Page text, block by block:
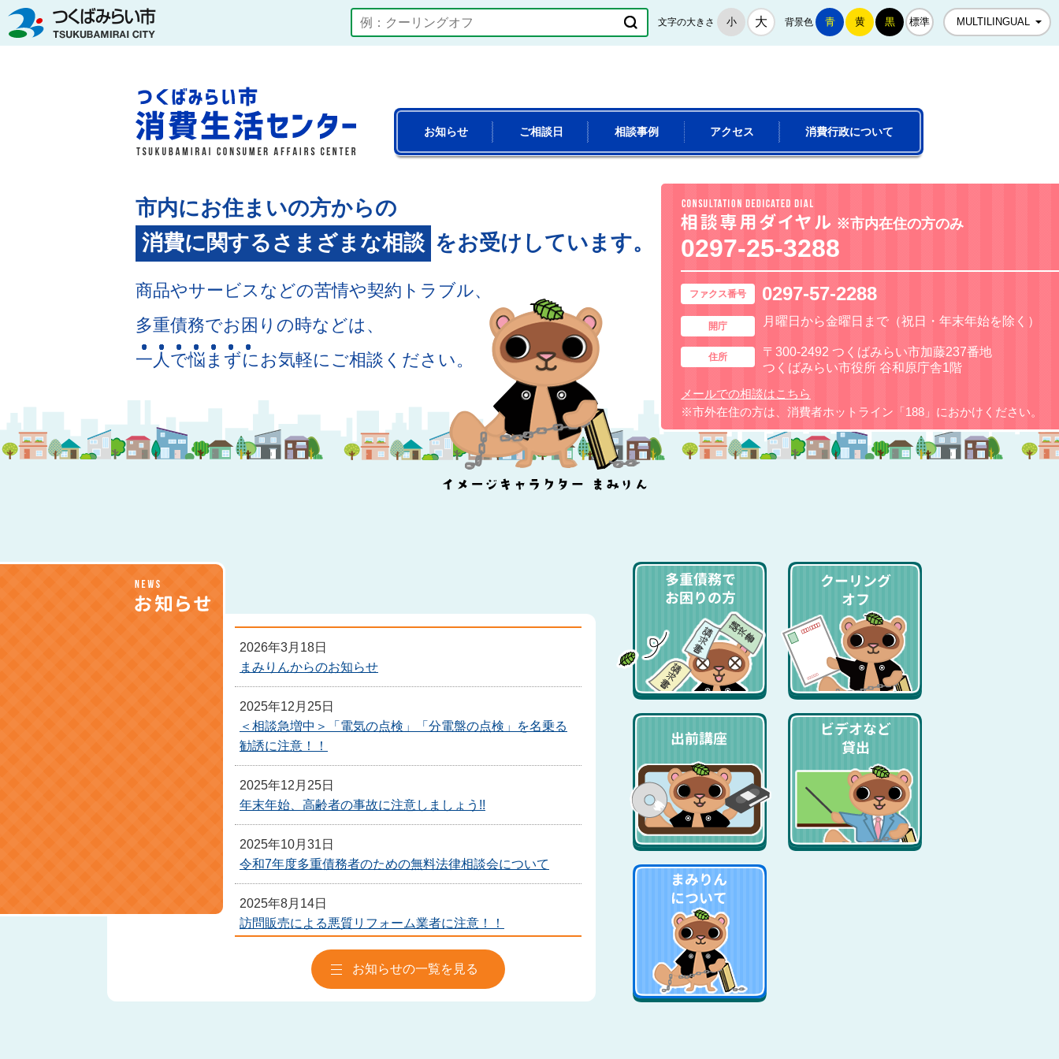
お知らせ ご相談日 相談事例 アクセス 消費行政について
市内にお住まいの方からの
消費に関するさまざまな相談 をお受けしています。
商品やサービスなどの苦情や契約トラブル、
多重債務でお困りの時などは、
一人で悩まずにお気軽にご相談ください。
まみりん
0297-25-3288
ファクス番号 0297-57-2288
※市内在住の方のみ
開庁 月曜日から金曜日まで（祝日・年末年始を除く）
住所
〒300-2492 つくばみらい市加藤237番地
つくばみらい市役所 谷和原庁舎1階
メールでの相談はこちら
※市外在住の方は、消費者ホットライン「188」におかけください。
文字の大きさ 小 大 背景色 青 黄 黒 標準 MULTILINGUAL
2026年3月18日
まみりんからのお知らせ
2025年12月25日
＜相談急増中＞「電気の点検」「分電盤の点検」を名乗る
勧誘に注意！！
2025年12月25日
年末年始、高齢者の事故に注意しましょう!!
2025年10月31日
令和7年度多重債務者のための無料法律相談会について
2025年8月14日
訪問販売による悪質リフォーム業者に注意！！
2024年12月27日
物干しざおに6万円！?移動販売にご注意下さい。
お知らせの一覧を見る
多重債務でお困りの方
出前講座